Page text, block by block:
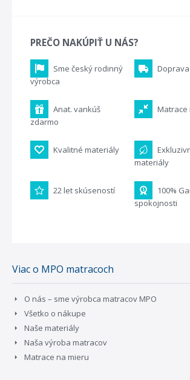
PREČO NAKÚPIŤ U NÁS?
Sme český rodinný
výrobca
Anat. vankúš
zdarmo
Matrace
Kvalitné materiály
materiály
22 let skúseností
100%
spokojnosti
Viac o MPO matracoch
O nás – sme výrobca matracov MPO
Všetko o nákupe
Naše materiály
Naša výroba matracov
Matrace na mieru